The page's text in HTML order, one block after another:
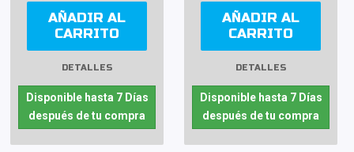
AÑADIR AL
CARRITO
DETALLES
Disponible hasta 7 Días
después de tu compra
AÑADIR AL
CARRITO
DETALLES
Disponible hasta 7 Días
después de tu compra